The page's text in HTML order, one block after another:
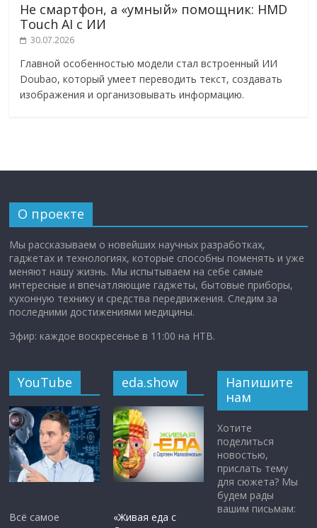
Не смартфон, а «умный» помощник: HMD
Touch AI с ИИ
30.07.2026
Главной особенностью модели стал встроенный ИИ
Doubao, который умеет переводить текст, создавать
изображения и организовывать информацию.
О проекте
Мы рассказываем о новейших научных разработках,
гаджетах и технологиях, которые способны поменять и уже
меняют нашу жизнь. Мы испытываем на себе самые
интересные и впечатляющие гаджеты, бытовые приборы,
кухонную технику и средства передвижения. Следим за
последними достижениями медицины.
Эфир: каждое воскресенье в 11:00 на НТВ.
YouTube
Всё самое
eda.show
«Живая еда с
Напишите
нам
Хотите
поделиться
новостью,
прислать тему
для сюжета? Мы
будем рады
вашим письмам: